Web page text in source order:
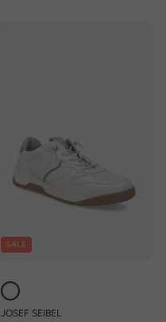
SALE
JOSEF SEIBEL